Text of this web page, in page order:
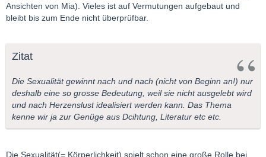
Ansichten von Mia). Vieles ist auf Vermutungen aufgebaut und
bleibt bis zum Ende nicht überprüfbar.
Zitat
Die Sexualität gewinnt nach und nach (nicht von Beginn an!) nur
deshalb eine so grosse Bedeutung, weil sie nicht ausgelebt wird
und nach Herzenslust idealisiert werden kann. Das Thema
kenne wir ja zur Genüge aus Dcihtung, Literatur etc etc.
Die Sexualität(= Körperlichkeit) spielt schon eine große Rolle bei